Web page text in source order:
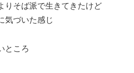
りそば派で生きてきたけど
気づいた感じ
ところ